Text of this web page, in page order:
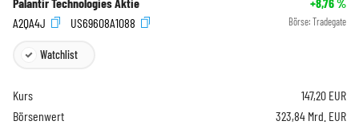
A2QA4J
US69608A1088 Börse: Tradegate
Watchlist
Kurs 147,20 EUR
Börsenwert
323,84 Mrd. EUR